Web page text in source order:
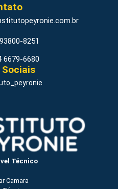
8251
6679-6680
Sociais
Técnico
Camara